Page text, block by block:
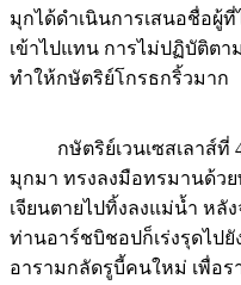
มุกได้ดำเนินการเสนอชื่อผู้
เข้าไปแทน การไม่ปฏิบัติต
ทำให้กษัตริย์โกรธกริ้วมาก
กษัตริย์เวนเซสเลาส์ที่ 4
มุกมา ทรงลงมือทรมานด้ว
เจียนตายไปทิ้งลงแม่น้ำ หลั
ท่านอาร์ชบิชอปก็เร่งรุดไป
อารามกลัดรูบี้คนใหม่ เพื่อร